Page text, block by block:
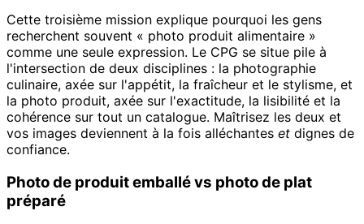
Cette troisième mission explique pourquoi les gens
recherchent souvent « photo produit alimentaire »
comme une seule expression. Le CPG se situe pile à
l'intersection de deux disciplines : la photographie
culinaire, axée sur l'appétit, la fraîcheur et le stylisme, et
la photo produit, axée sur l'exactitude, la lisibilité et la
cohérence sur tout un catalogue. Maîtrisez les deux et
vos images deviennent à la fois alléchantes et dignes de
confiance.
Photo de produit emballé vs photo de plat
préparé